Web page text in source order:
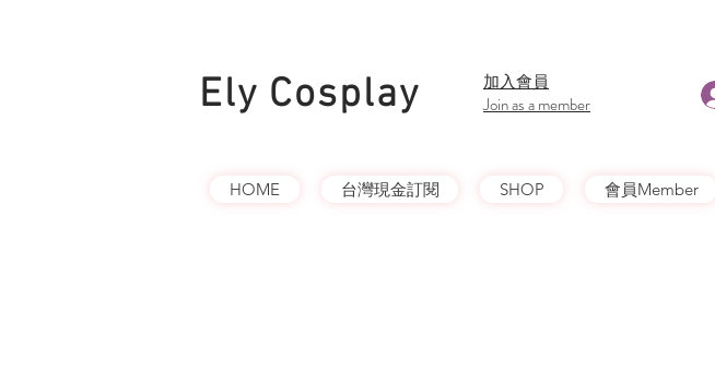
Ely Cosplay
​加入會員
Join as a member
HOME 台灣現金訂閱 SHOP 會員Member